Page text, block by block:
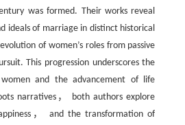
was formed. Their works reveal
ideals of marriage in distinct historical
of women’s roles from passive
This progression underscores the
and the advancement of life
narratives， both authors explore
， and the transformation of